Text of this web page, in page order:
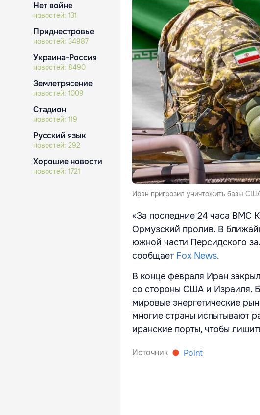
Нет войне
новостей: 131
Приднестровье
новостей: 34987
Украина-Россия
новостей: 8490
Землетрясение
новостей: 1009
Стадион
новостей: 119
Русский язык
новостей: 292
Хорошие новости
новостей: 1721
Иран пригрозил уничтожить базы
«За последние 24 часа ВМС
Ормузский пролив. В
южной части Персидского
сообщает Fox News.
В конце февраля Иран
со стороны США и Израиля.
мировые энергетические
многие страны испытывают
иранские порты, чтобы
Источник Point